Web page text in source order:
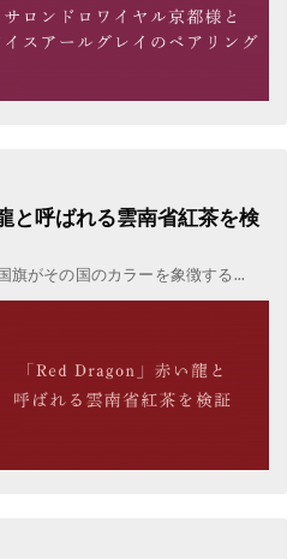
と呼ばれる雲南省紅茶を検
旗がその国のカラーを象徴する...